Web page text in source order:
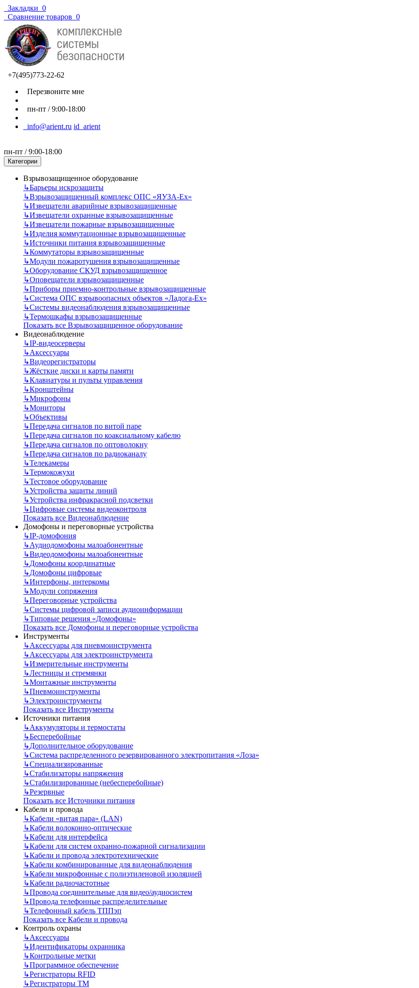
Закладки 0
Сравнение товаров 0
+7(495)773-22-62
Перезвоните мне
пн-пт / 9:00-18:00
info@arient.ru id_arient
пн-пт / 9:00-18:00
Категории
Взрывозащищенное оборудование
↳Барьеры искрозащиты
↳Взрывозащищенный комплекс ОПС «ЯУЗА-Ех»
↳Извещатели аварийные взрывозащищенные
↳Извещатели охранные взрывозащищенные
↳Извещатели пожарные взрывозащищенные
↳Изделия коммутационные взрывозащищенные
↳Источники питания взрывозащищенные
↳Коммутаторы взрывозащищенные
↳Модули пожаротушения взрывозащищенные
↳Оборудование СКУД взрывозащищенное
↳Оповещатели взрывозащищенные
↳Приборы приемно-контрольные взрывозащищенные
↳Система ОПС взрывоопасных объектов «Ладога-Ex»
↳Системы видеонаблюдения взрывозащищенные
↳Термошкафы взрывозащищенные
Показать все Взрывозащищенное оборудование
Видеонаблюдение
↳IP-видеосерверы
↳Аксессуары
↳Видеорегистраторы
↳Жёсткие диски и карты памяти
↳Клавиатуры и пульты управления
↳Кронштейны
↳Микрофоны
↳Мониторы
↳Объективы
↳Передача сигналов по витой паре
↳Передача сигналов по коаксиальному кабелю
↳Передача сигналов по оптоволокну
↳Передача сигналов по радиоканалу
↳Телекамеры
↳Термокожухи
↳Тестовое оборудование
↳Устройства защиты линий
↳Устройства инфракрасной подсветки
↳Цифровые системы видеоконтроля
Показать все Видеонаблюдение
Домофоны и переговорные устройства
↳IP-домофония
↳Аудиодомофоны малоабонентные
↳Видеодомофоны малоабонентные
↳Домофоны координатные
↳Домофоны цифровые
↳Интерфоны, интеркомы
↳Модули сопряжения
↳Переговорные устройства
↳Системы цифровой записи аудиоинформации
↳Типовые решения «Домофоны»
Показать все Домофоны и переговорные устройства
Инструменты
↳Аксессуары для пневмоинструмента
↳Аксессуары для электроинструмента
↳Измерительные инструменты
↳Лестницы и стремянки
↳Монтажные инструменты
↳Пневмоинструменты
↳Электроинструменты
Показать все Инструменты
Источники питания
↳Аккумуляторы и термостаты
↳Бесперебойные
↳Дополнительное оборудование
↳Система распределенного резервированного электропитания «Лоза»
↳Специализированные
↳Стабилизаторы напряжения
↳Стабилизированные (небесперебойные)
↳Резервные
Показать все Источники питания
Кабели и провода
↳Кабели «витая пара» (LAN)
↳Кабели волоконно-оптические
↳Кабели для интерфейса
↳Кабели для систем охранно-пожарной сигнализации
↳Кабели и провода электротехнические
↳Кабели комбинированные для видеонаблюдения
↳Кабели микрофонные с полиэтиленовой изоляцией
↳Кабели радиочастотные
↳Провода соединительные для видео/аудиосистем
↳Провода телефонные распределительные
↳Телефонный кабель ТППэп
Показать все Кабели и провода
Контроль охраны
↳Аксессуары
↳Идентификаторы охранника
↳Контрольные метки
↳Программное обеспечение
↳Регистраторы RFID
↳Регистраторы ТМ